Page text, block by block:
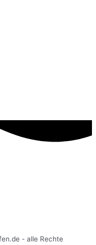
- alle Rechte